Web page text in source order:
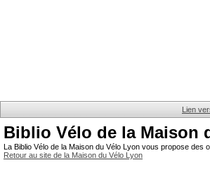
Lien
Biblio Vélo de la Maison
La Biblio Vélo de la Maison du Vélo Lyon vous propose
Retour au site de la Maison du Vélo Lyon